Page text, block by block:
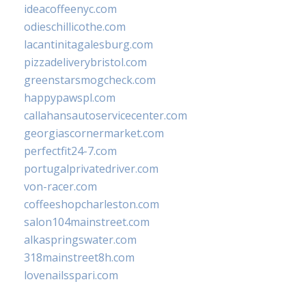
ideacoffeenyc.com
odieschillicothe.com
lacantinitagalesburg.com
pizzadeliverybristol.com
greenstarsmogcheck.com
happypawspl.com
callahansautoservicecenter.com
georgiascornermarket.com
perfectfit24-7.com
portugalprivatedriver.com
von-racer.com
coffeeshopcharleston.com
salon104mainstreet.com
alkaspringswater.com
318mainstreet8h.com
lovenailsspari.com